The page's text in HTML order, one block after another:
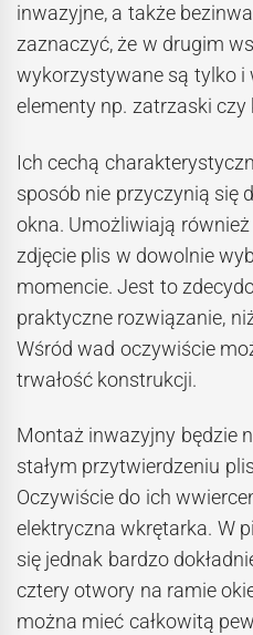
inwazyjne, a także
zaznaczyć, że w drugim
wykorzystywane są tylko i
elementy np. zatrzaski czy
Ich cechą
sposób nie przyczynią się
okna. Umożliwiają
zdjęcie plis w dowolnie
momencie. Jest to
praktyczne rozwiązanie,
Wśród wad oczywiście
trwałość konstrukcji.
Montaż inwazyjny będzie
stałym przytwierdzeniu
Oczywiście do ich
elektryczna wkrętarka. W
się jednak bardzo
cztery otwory na ramie
można mieć całkowitą